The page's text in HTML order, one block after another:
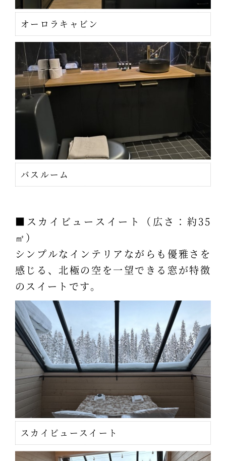
オーロラキャビン
バスルーム
■スカイビュースイート（広さ：約35
㎡）
シンプルなインテリアながらも優雅さを
感じる、北極の空を一望できる窓が特徴
のスイートです。
スカイビュースイート